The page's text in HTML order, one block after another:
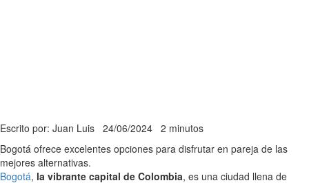
Escrito por: Juan Luis 24/06/2024 2 minutos
Bogotá ofrece excelentes opciones para disfrutar en pareja de las
mejores alternativas.
Bogotá, la vibrante capital de Colombia, es una ciudad llena de